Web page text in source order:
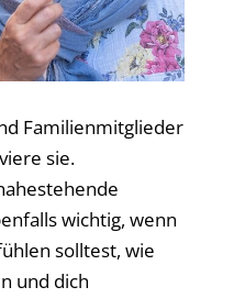
Familienmitglieder
sie.
wichtig, wenn
solltest, wie
und dich